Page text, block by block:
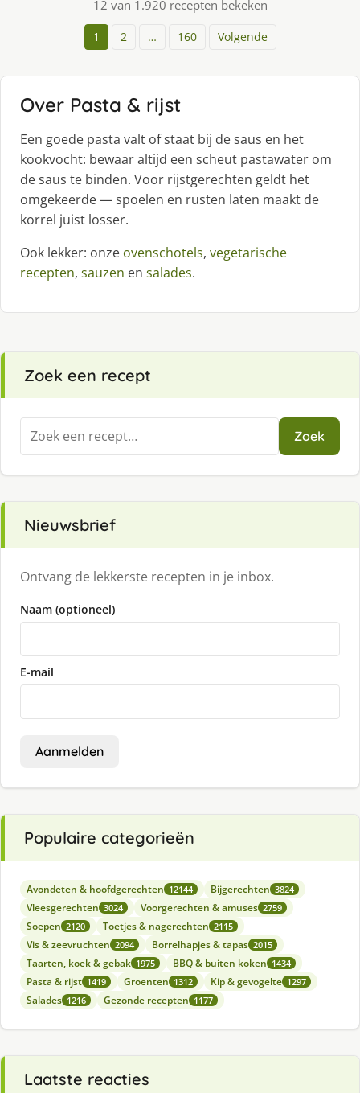
12 van 1.920 recepten bekeken
1 2 … 160 Volgende
Over Pasta & rijst
Een goede pasta valt of staat bij de saus en het
kookvocht: bewaar altijd een scheut pastawater om
de saus te binden. Voor rijstgerechten geldt het
omgekeerde — spoelen en rusten laten maakt de
korrel juist losser.
Ook lekker: onze ovenschotels, vegetarische
recepten, sauzen en salades.
Zoek een recept
Zoeken
naar:
Zoek
Nieuwsbrief
Ontvang de lekkerste recepten in je inbox.
Naam (optioneel)
E-mail
Aanmelden
Populaire categorieën
Avondeten & hoofdgerechten 12144 Bijgerechten 3824
Vleesgerechten 3024 Voorgerechten & amuses 2759
Soepen 2120 Toetjes & nagerechten 2115
Vis & zeevruchten 2094 Borrelhapjes & tapas 2015
Taarten, koek & gebak 1975 BBQ & buiten koken 1434
Pasta & rijst 1419 Groenten 1312 Kip & gevogelte 1297
Salades 1216 Gezonde recepten 1177
Laatste reacties